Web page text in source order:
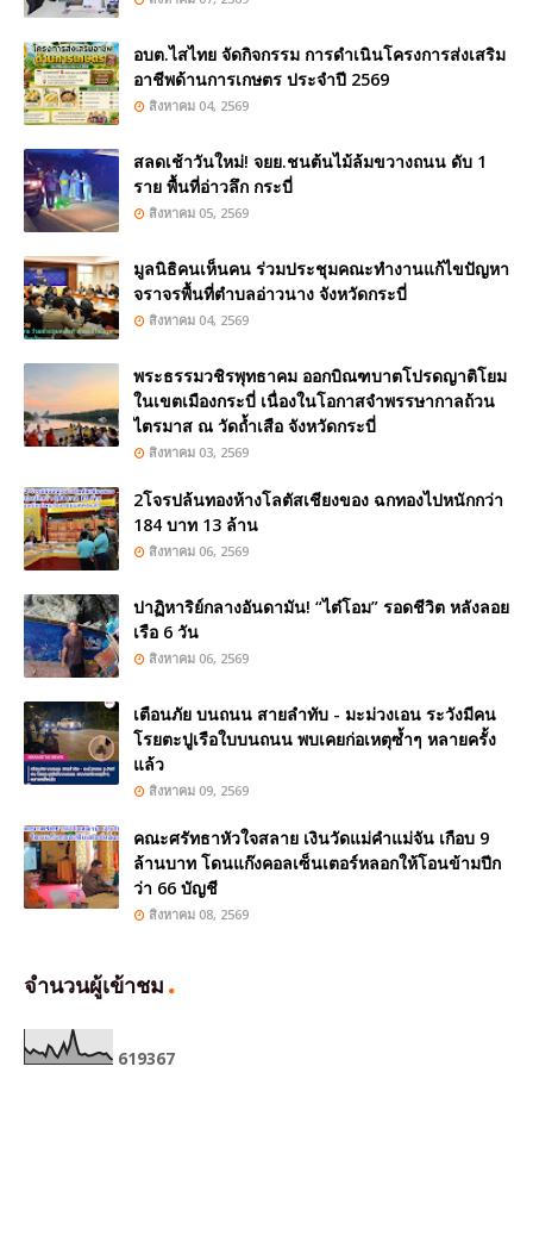
อบต.ไสไทย จัดกิจกรรม การดำเนินโครงการส่งเสริม
อาชีพด้านการเกษตร ประจำปี 2569
สิงหาคม 04, 2569
สลดเช้าวันใหม่! จยย.ชนต้นไม้ล้มขวางถนน ดับ 1
ราย พื้นที่อ่าวลึก กระบี่
สิงหาคม 05, 2569
มูลนิธิคนเห็นคน ร่วมประชุมคณะทำงานแก้ไขปัญหา
จราจรพื้นที่ตำบลอ่าวนาง จังหวัดกระบี่
สิงหาคม 04, 2569
พระธรรมวชิรพุทธาคม ออกบิณฑบาตโปรดญาติโยม
ในเขตเมืองกระบี่ เนื่องในโอกาสจำพรรษากาลถ้วน
ไตรมาส ณ วัดถ้ำเสือ จังหวัดกระบี่
สิงหาคม 03, 2569
2โจรปล้นทองห้างโลตัสเชียงของ ฉกทองไปหนักกว่า
184 บาท 13 ล้าน
สิงหาคม 06, 2569
ปาฏิหาริย์กลางอันดามัน! “ไต๋โอม” รอดชีวิต หลังลอย
เรือ 6 วัน
สิงหาคม 06, 2569
เตือนภัย บนถนน สายลำทับ - มะม่วงเอน ระวังมีคน
โรยตะปูเรือใบบนถนน พบเคยก่อเหตุซ้ำๆ หลายครั้ง
แล้ว
สิงหาคม 09, 2569
คณะศรัทธาหัวใจสลาย เงินวัดแม่คำแม่จัน เกือบ 9
ล้านบาท โดนแก๊งคอลเซ็นเตอร์หลอกให้โอนข้ามปีก
ว่า 66 บัญชี
สิงหาคม 08, 2569
จำนวนผู้เข้าชม
619367